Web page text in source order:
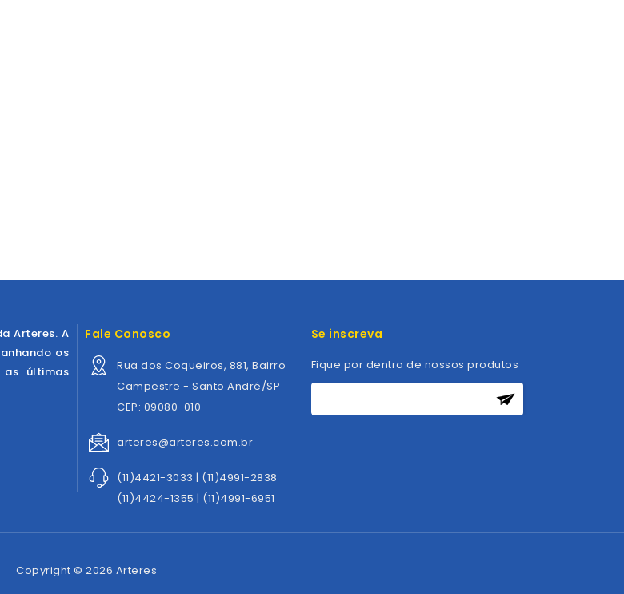
Arteres. A
os
últimas
Fale Conosco
Rua dos Coqueiros, 881, Bairro
Campestre - Santo André/SP
CEP: 09080-010
arteres@arteres.com.br
(11)4421-3033 | (11)4991-2838
(11)4424-1355 | (11)4991-6951
Se inscreva
Fique por dentro de nossos produtos
Copyright © 2026 Arteres